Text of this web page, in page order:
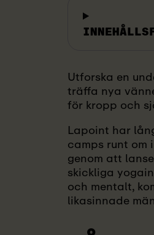
Utforska en
träffa nya
för kropp och
Lapoint har
camps runt
genom att
skickliga
och mentalt,
likasinnade